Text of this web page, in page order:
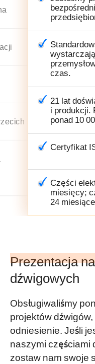
czas.
21 lat
i produkcji.
ponad 10
Certyfikat
Części
miesięcy;
24 miesiące.
Prezentacja
dźwigowych
Obsługiwaliśmy
projektów
odniesienie. Jeśli
naszymi częściami
zostaw nam swoje